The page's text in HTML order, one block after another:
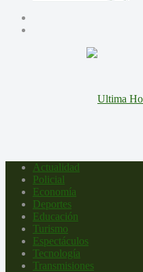
Actualidad
Policial
Economía
Deportes
Educación
Turismo
Espectáculos
Tecnología
Transmisiones